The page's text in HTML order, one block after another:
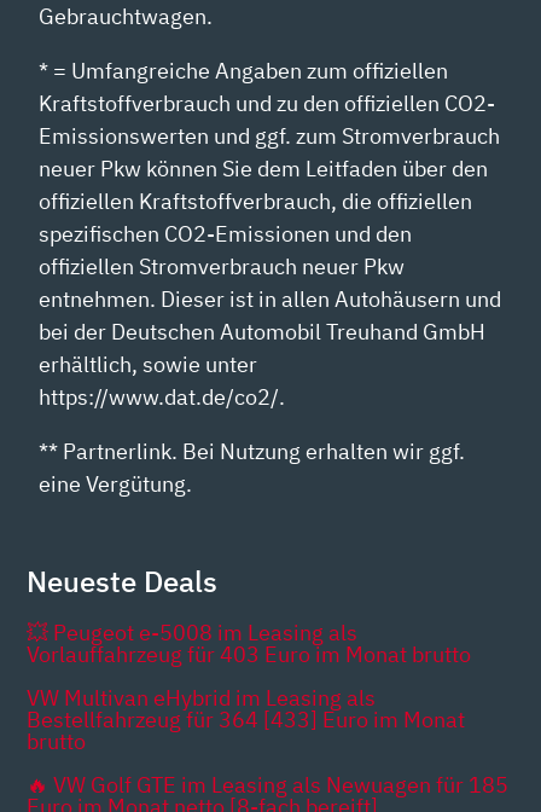
Gebrauchtwagen.
* = Umfangreiche Angaben zum offiziellen
Kraftstoffverbrauch und zu den offiziellen CO2-
Emissionswerten und ggf. zum Stromverbrauch
neuer Pkw können Sie dem Leitfaden über den
offiziellen Kraftstoffverbrauch, die offiziellen
spezifischen CO2-Emissionen und den
offiziellen Stromverbrauch neuer Pkw
entnehmen. Dieser ist in allen Autohäusern und
bei der Deutschen Automobil Treuhand GmbH
erhältlich, sowie unter
https://www.dat.de/co2/.
** Partnerlink. Bei Nutzung erhalten wir ggf.
eine Vergütung.
Neueste Deals
💥 Peugeot e-5008 im Leasing als
Vorlauffahrzeug für 403 Euro im Monat brutto
VW Multivan eHybrid im Leasing als
Bestellfahrzeug für 364 [433] Euro im Monat
brutto
🔥 VW Golf GTE im Leasing als Newuagen für 185
Euro im Monat netto [8-fach bereift]